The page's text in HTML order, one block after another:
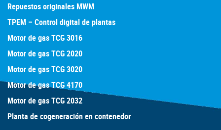
Repuestos originales MWM
TPEM – Control digital de plantas
Motor de gas TCG 3016
Motor de gas TCG 2020
Motor de gas TCG 3020
Motor de gas TCG 4170
Motor de gas TCG 2032
Planta de cogeneración en contenedor